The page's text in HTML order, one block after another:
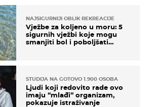
NAJSIGURNIJI OBLIK REKREACIJE
Vježbe za koljeno u moru: 5
sigurnih vježbi koje mogu
smanjiti bol i poboljšati
STUDIJA NA GOTOVO 1.900 OSOBA
Ljudi koji redovito rade ovo
imaju “mlađi” organizam,
pokazuje istraživanje